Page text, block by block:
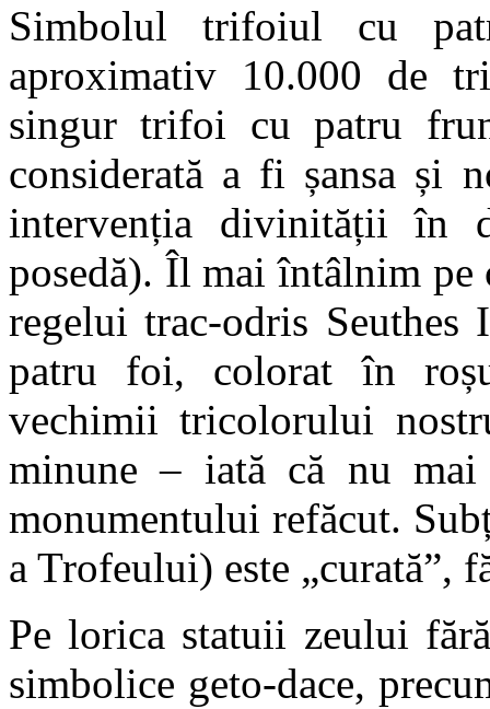
Simbolul trifoiul cu
aproximativ 10.000 de
singur trifoi cu patru
considerată a fi șansa și
intervenția divinității în
posedă). Îl mai întâlnim
regelui trac-odris
patru foi, colorat în
vechimii tricolorului
minune – iată că nu mai
monumentului refăcut.
a Trofeului) este „curată”,
Pe lorica statuii zeului
simbolice geto-dace,